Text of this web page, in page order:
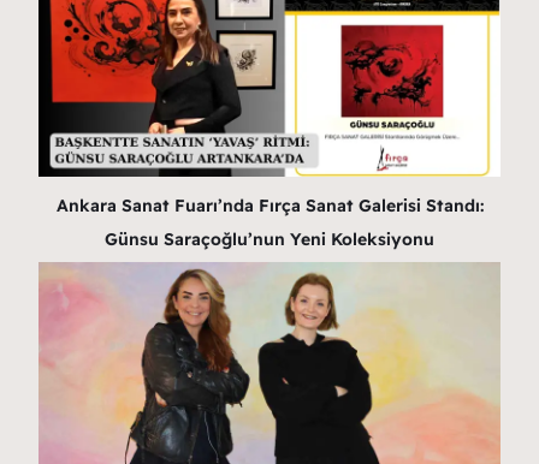
Ankara Sanat Fuarı’nda Fırça Sanat Galerisi Standı:
Günsu Saraçoğlu’nun Yeni Koleksiyonu